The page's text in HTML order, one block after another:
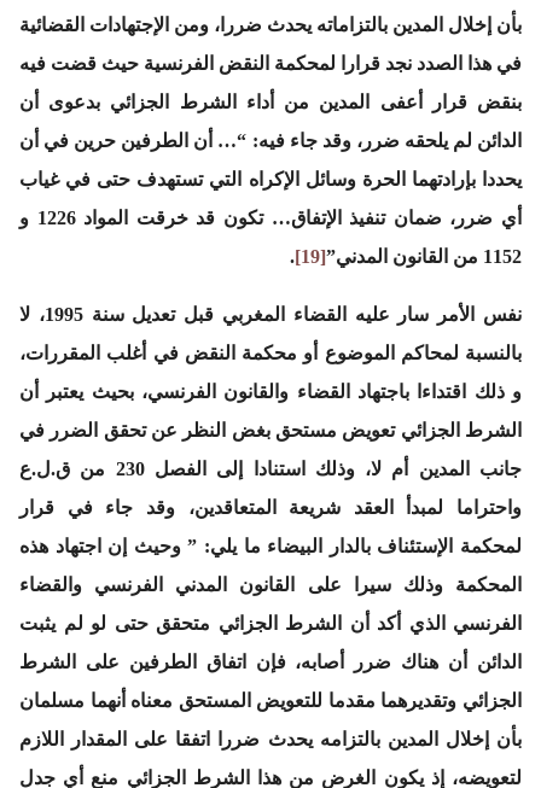
بأن إخلال المدين بالتزاماته يحدث ضررا، ومن الإجتهادات القضائية
في هذا الصدد نجد قرارا لمحكمة النقض الفرنسية حيث قضت فيه
بنقض قرار أعفى المدين من أداء الشرط الجزائي بدعوى أن
الدائن لم يلحقه ضرر، وقد جاء فيه: “… أن الطرفين حرين في أن
يحددا بإرادتهما الحرة وسائل الإكراه التي تستهدف حتى في غياب
أي ضرر، ضمان تنفيذ الإتفاق… تكون قد خرقت المواد 1226 و
1152 من القانون المدني”
[19]
.
نفس الأمر سار عليه القضاء المغربي قبل تعديل سنة 1995، لا
بالنسبة لمحاكم الموضوع أو محكمة النقض في أغلب المقررات،
و ذلك اقتداءا باجتهاد القضاء والقانون الفرنسي، بحيث يعتبر أن
الشرط الجزائي تعويض مستحق بغض النظر عن تحقق الضرر في
جانب المدين أم لا، وذلك استنادا إلى الفصل 230 من ق.ل.ع
واحتراما لمبدأ العقد شريعة المتعاقدين، وقد جاء في قرار
لمحكمة الإستئناف بالدار البيضاء ما يلي: ” وحيث إن اجتهاد هذه
المحكمة وذلك سيرا على القانون المدني الفرنسي والقضاء
الفرنسي الذي أكد أن الشرط الجزائي متحقق حتى لو لم يثبت
الدائن أن هناك ضرر أصابه، فإن اتفاق الطرفين على الشرط
الجزائي وتقديرهما مقدما للتعويض المستحق معناه أنهما مسلمان
بأن إخلال المدين بالتزامه يحدث ضررا اتفقا على المقدار اللازم
لتعويضه، إذ يكون الغرض من هذا الشرط الجزائي منع أي جدل